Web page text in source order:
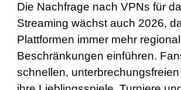
Die Nachfrage nach VPNs für
Streaming wächst auch 2026,
Plattformen immer mehr
Beschränkungen einführen.
schnellen,